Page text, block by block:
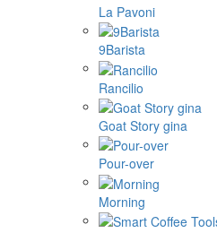
La Pavoni
9Barista
Rancilio
Goat Story gina
Pour-over
Morning